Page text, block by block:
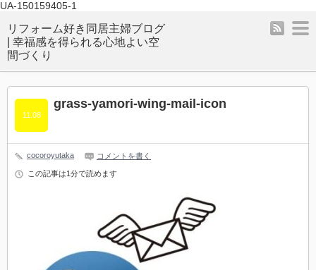
UA-150159405-1
リフォーム好き同居主婦ブログ
| 幸福感を得られる心地よい空
間づくり
rss
grass-yamori-wing-mail-icon
11.08
cocoroyutaka コメントを書く
この記事は1分で読めます